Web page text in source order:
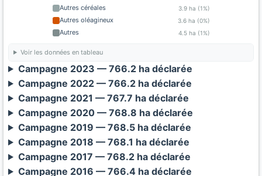
Autres céréales 3.9 ha (1%)
Autres oléagineux 3.6 ha (0%)
Autres 4.5 ha (1%)
Voir les données en tableau
Campagne 2023 — 766.2 ha déclarée
Campagne 2022 — 766.2 ha déclarée
Campagne 2021 — 767.7 ha déclarée
Campagne 2020 — 768.8 ha déclarée
Campagne 2019 — 768.5 ha déclarée
Campagne 2018 — 768.1 ha déclarée
Campagne 2017 — 768.2 ha déclarée
Campagne 2016 — 766.4 ha déclarée